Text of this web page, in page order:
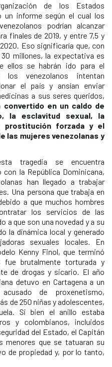
de los Estados
un informe según el cual los
podrían alcanzar
finales de 2019, y entre 7,5 y
Eso significaría que, con
millones, la expectativa es
ellos se habrán ido para el
los venezolanos intentan
el país y ansían enviar
a sus seres queridos,
en un caldo de
la esclavitud sexual, la
prostitución forzada y el
las mujeres venezolanas y
tragedia se encuentra
con la República Dominicana,
han llegado a trabajar
Una persona que trabaja en
a que muchos hombres
los servicios de las
a que son una novedad y a su
la dinámica local y generado
sexuales locales. En
Kenny Finol, que terminó
fue brutalmente torturada y
de drogas y sicario. El año
detuvo en Cartagena a un
de proxenetismo,
de 250 niñas y adolescentes,
Si bien el anillo estaba
y colombianos, incluidos
del Estado, el Capitán
menores que se tatuaran su
de propiedad y, por lo tanto,